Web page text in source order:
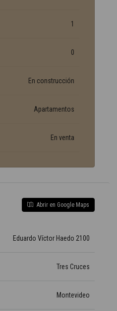
1
0
En construcción
Apartamentos
En venta
Abrir en Google Maps
Eduardo Víctor Haedo 2100
Tres Cruces
Montevideo